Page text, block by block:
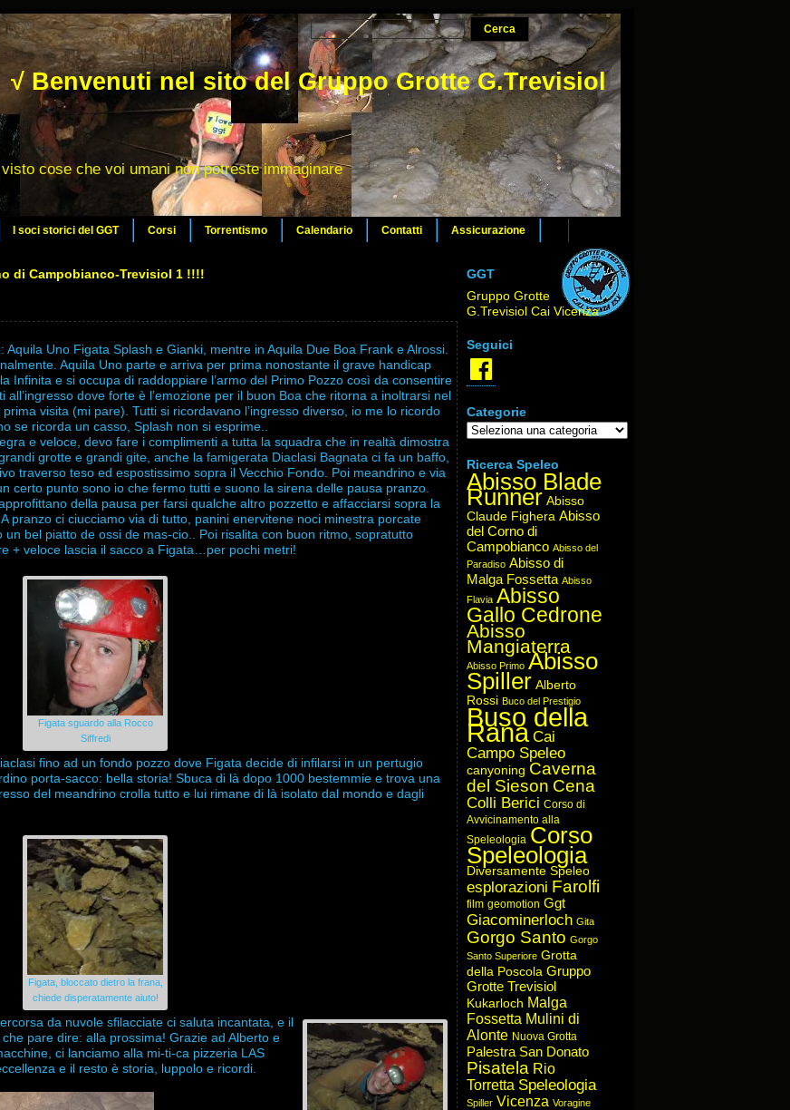
√ Benvenuti nel sito del Gruppo Grotte G.Trevisiol
cose che voi umani non potreste immaginare
I soci storici del GGT Corsi Torrentismo Calendario Contatti Assicurazione
di Campobianco-Trevisiol 1 !!!!
Uno Figata Splash e Gianki, mentre in Aquila Due Boa Frank e Alrossi.
Aquila Uno parte e arriva per prima nonostante il grave handicap
Infinita e si occupa di raddoppiare l’armo del Primo Pozzo così da consentire
all’ingresso dove forte è l’emozione per il buon Boa che ritorna a inoltrarsi nel
visita (mi pare). Tutti si ricordavano l’ingresso diverso, io me lo ricordo
se ricorda un casso, Splash non si esprime..
e veloce, devo fare i complimenti a tutta la squadra che in realtà dimostra
grotte e grandi gite, anche la famigerata Diaclasi Bagnata ci fa un baffo,
traverso teso ed espostissimo sopra il Vecchio Fondo. Poi meandrino e via
certo punto sono io che fermo tutti e suono la sirena delle pausa pranzo.
della pausa per farsi qualche altro pozzetto e affacciarsi sopra la
pranzo ci ciucciamo via di tutto, panini enervitene noci minestra porcate
un bel piatto de ossi de mas-cio.. Poi risalita con buon ritmo, sopratutto
+ veloce lascia il sacco a Figata…per pochi metri!
Figata sguardo alla Rocco
Siffredi
fino ad un fondo pozzo dove Figata decide di infilarsi in un pertugio
porta-sacco: bella storia! Sbuca di là dopo 1000 bestemmie e trova una
del meandrino crolla tutto e lui rimane di là isolato dal mondo e dagli
Figata, bloccato dietro la frana,
chiede disperatamente aiuto!
da nuvole sfilacciate ci saluta incantata, e il
pare dire: alla prossima! Grazie ad Alberto e
ci lanciamo alla mi-ti-ca pizzeria LAS
e il resto è storia, luppolo e ricordi.
GGT
Gruppo Grotte
G.Trevisiol Cai Vicenza
Seguici
Facebook
Categorie
Categorie
Ricerca Speleo
Abisso Blade
Runner Abisso
Claude Fighera Abisso
del Corno di
Campobianco Abisso del
Paradiso Abisso di
Malga Fossetta Abisso
Flavia Abisso
Gallo Cedrone
Abisso
Mangiaterra
Abisso Primo Abisso
Spiller Alberto
Rossi Buco del Prestigio
Buso della
Rana Cai
Campo Speleo
canyoning Caverna
del Sieson Cena
Colli Berici Corso di
Avvicinamento alla
Speleologia Corso
Speleologia
Diversamente Speleo
esplorazioni Farolfi
film geomotion Ggt
Giacominerloch Gita
Gorgo Santo Gorgo
Santo Superiore Grotta
della Poscola Gruppo
Grotte Trevisiol
Kukarloch Malga
Fossetta Mulini di
Alonte Nuova Grotta
Palestra San Donato
Pisatela Rio
Torretta Speleologia
Spiller Vicenza Voragine